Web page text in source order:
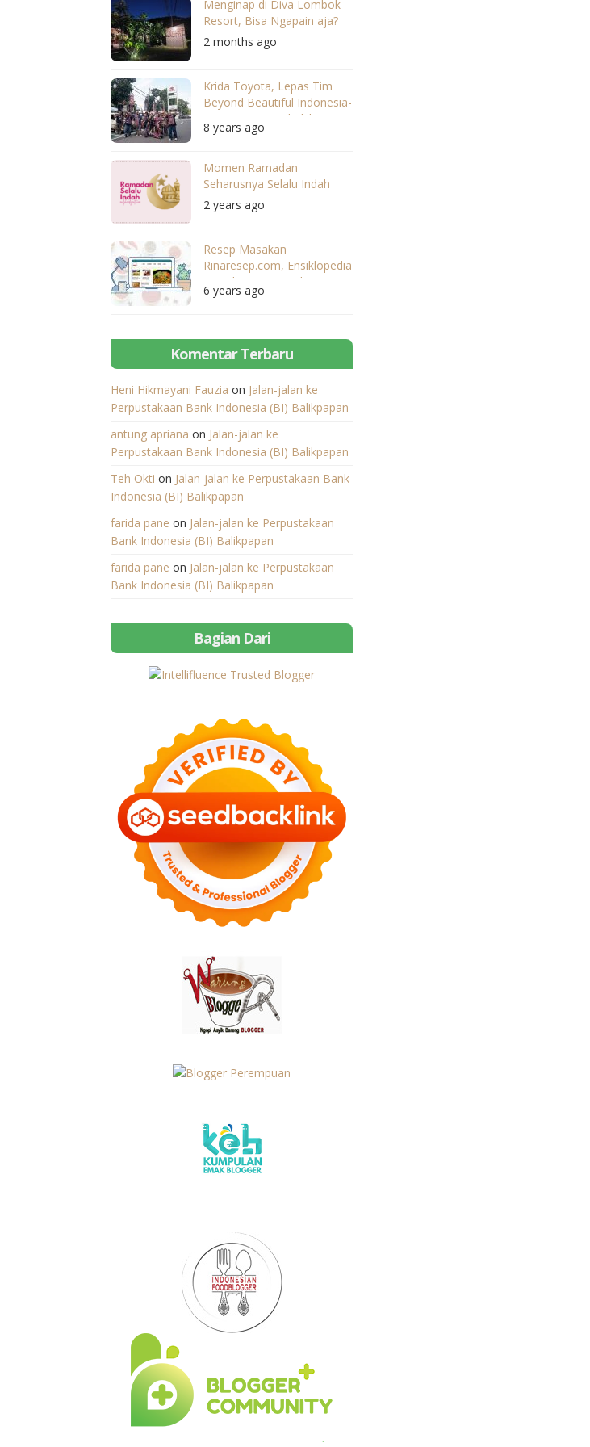
Menginap di Diva Lombok
Resort, Bisa Ngapain aja?
2 months ago
Krida Toyota, Lepas Tim
Beyond Beautiful Indonesia-
East Timor Kembali ke
Jakarta
8 years ago
Momen Ramadan
Seharusnya Selalu Indah
2 years ago
Resep Masakan
Rinaresep.com, Ensiklopedia
Masak Super Lengkap!
6 years ago
Komentar Terbaru
Heni Hikmayani Fauzia on Jalan-jalan ke
Perpustakaan Bank Indonesia (BI) Balikpapan
antung apriana on Jalan-jalan ke
Perpustakaan Bank Indonesia (BI) Balikpapan
Teh Okti on Jalan-jalan ke Perpustakaan Bank
Indonesia (BI) Balikpapan
farida pane on Jalan-jalan ke Perpustakaan
Bank Indonesia (BI) Balikpapan
farida pane on Jalan-jalan ke Perpustakaan
Bank Indonesia (BI) Balikpapan
Bagian Dari